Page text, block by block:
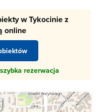
w Tykocinie z
online
rezerwacja